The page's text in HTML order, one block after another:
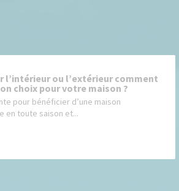
l’intérieur ou l’extérieur comment
choix pour votre maison ?
pour bénéficier d’une maison
en toute saison et...